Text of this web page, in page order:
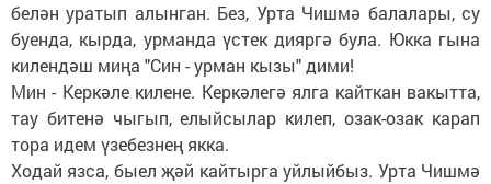
белән уратып алынган. Без, Урта Чишмә балалары, су
буенда, кырда, урманда үстек дияргә була. Юкка гына
килендәш миңа "Син - урман кызы" дими!
Мин - Керкәле килене. Керкәлегә ялга кайткан вакытта,
тау битенә чыгып, елыйсылар килеп, озак-озак карап
тора идем үзебезнең якка.
Ходай язса, быел җәй кайтырга уйлыйбыз. Урта Чишмә